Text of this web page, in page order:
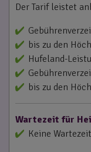
Der Tarif leistet
bis zu den
Hufeland-
bis zu den
Wartezeit für
Keine Wartezeit